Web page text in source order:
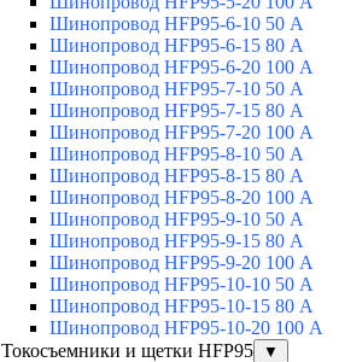
Шинопровод HFP95-6-10 50 А
Шинопровод HFP95-6-15 80 А
Шинопровод HFP95-6-20 100 А
Шинопровод HFP95-7-10 50 А
Шинопровод HFP95-7-15 80 А
Шинопровод HFP95-7-20 100 А
Шинопровод HFP95-8-10 50 А
Шинопровод HFP95-8-15 80 А
Шинопровод HFP95-8-20 100 А
Шинопровод HFP95-9-10 50 А
Шинопровод HFP95-9-15 80 А
Шинопровод HFP95-9-20 100 А
Шинопровод HFP95-10-10 50 А
Шинопровод HFP95-10-15 80 А
Шинопровод HFP95-10-20 100 А
Токосъемники и щетки HFP95
▼